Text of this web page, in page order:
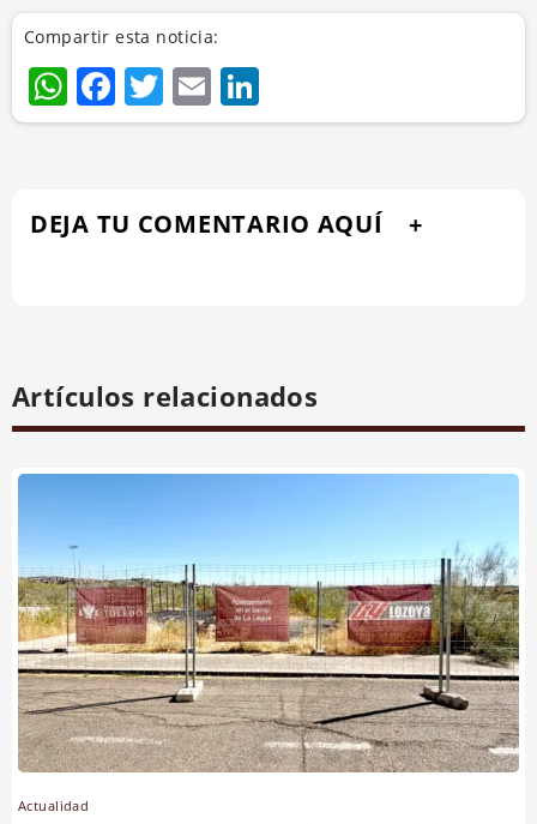
Compartir esta noticia:
WhatsApp
Facebook
Twitter
Email
DEJA TU COMENTARIO AQUÍ
Artículos relacionados
Actualidad